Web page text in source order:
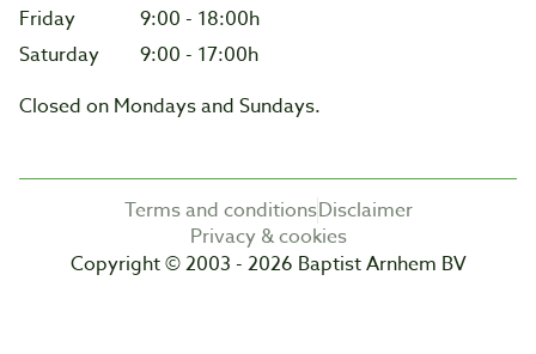
Friday
9:00 - 18:00h
Saturday
9:00 - 17:00h
Closed on Mondays and Sundays.
Terms and conditionsDisclaimer
Privacy & cookies
Copyright © 2003 - 2026 Baptist Arnhem BV